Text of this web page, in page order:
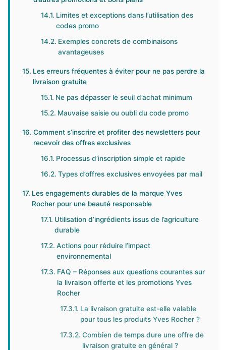
Limites et exceptions dans l’utilisation des
codes promo
Exemples concrets de combinaisons
avantageuses
Les erreurs fréquentes à éviter pour ne pas perdre la
livraison gratuite
Ne pas dépasser le seuil d’achat minimum
Mauvaise saisie ou oubli du code promo
Comment s’inscrire et profiter des newsletters pour
recevoir des offres exclusives
Processus d’inscription simple et rapide
Types d’offres exclusives envoyées par mail
Les engagements durables de la marque Yves
Rocher pour une beauté responsable
Utilisation d’ingrédients issus de l’agriculture
durable
Actions pour réduire l’impact
environnemental
FAQ – Réponses aux questions courantes sur
la livraison offerte et les promotions Yves
Rocher
La livraison gratuite est-elle valable
pour tous les produits Yves Rocher ?
Combien de temps dure une offre de
livraison gratuite en général ?